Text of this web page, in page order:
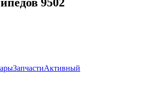
9502
ЗапчастиАктивный